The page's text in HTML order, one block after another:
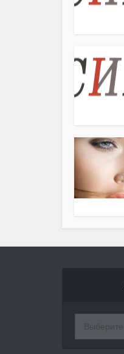
новостей